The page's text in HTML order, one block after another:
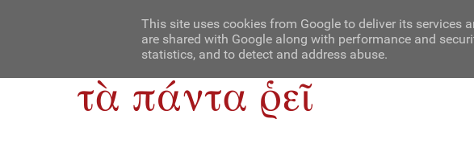
Contact Us About Us
This site uses cookies from Google to deliver its services
are shared with Google along with performance and
statistics, and to detect and address abuse.